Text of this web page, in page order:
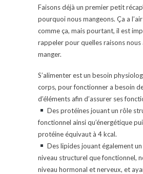
Faisons déjà un premier petit
pourquoi nous mangeons. Ça a
comme ça, mais pourtant, il est
rappeler pour quelles raisons nous
manger.
S’alimenter est un besoin
corps, pour fonctionner a besoin
d’éléments afin d’assurer ses
Des protéines jouant un rôle
fonctionnel ainsi qu’énergétique
protéine équivaut à 4 kcal.
Des lipides jouant également
niveau structurel que fonctionnel,
niveau hormonal et nerveux, et